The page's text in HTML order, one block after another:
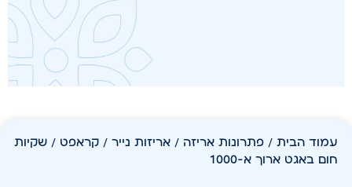
עמוד הבית / פתרונות אריזה / אריזות נייר / קראפט / שקיות
חום באגט ארוך א-1000